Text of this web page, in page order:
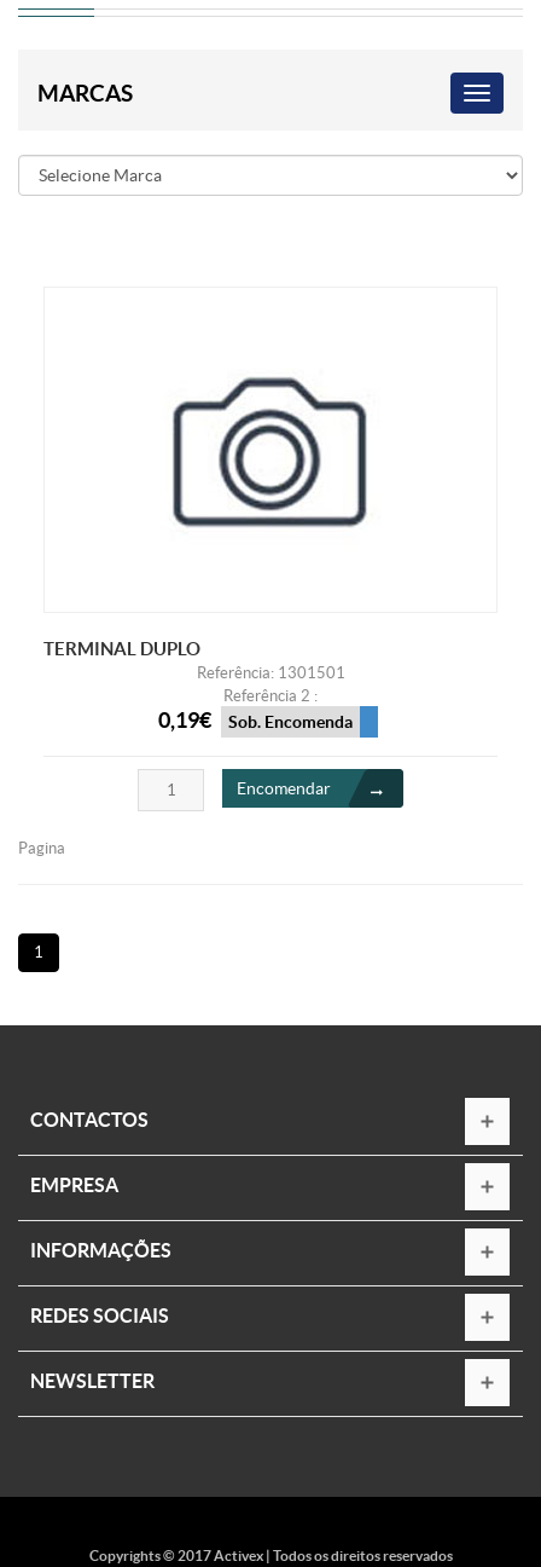
MARCAS
TERMINAL DUPLO
Referência: 1301501
Referência 2 :
0,19€ Sob. Encomenda
Encomendar
Pagina
1
CONTACTOS
EMPRESA
INFORMAÇÕES
REDES SOCIAIS
NEWSLETTER
Copyrights © 2017 Activex | Todos os direitos reservados